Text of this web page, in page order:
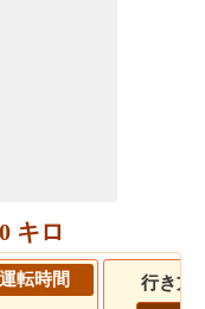
キロ
運転時間 行き方